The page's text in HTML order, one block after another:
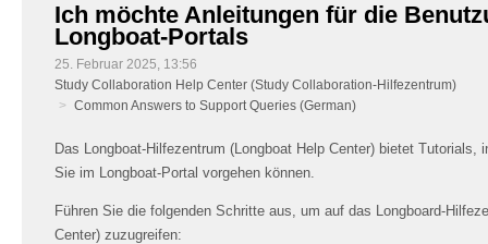
Ich möchte Anleitungen für die
Longboat-Portals
25. Februar 2025, 13:56
Study Collaboration Help Center (Study Collaboration-Hilfezentrum)
Common Answers to Support Queries (German)
Das Longboat-Hilfezentrum (Longboat Help Center) bietet Tutorials,
Sie im Longboat-Portal vorgehen können.
Führen Sie die folgenden Schritte aus, um auf das Longboard-
Center) zuzugreifen: